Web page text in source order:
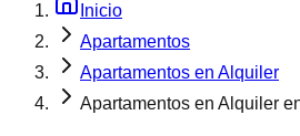
Inicio
Apartamentos
Apartamentos en Alquiler
Apartamentos en Alquiler